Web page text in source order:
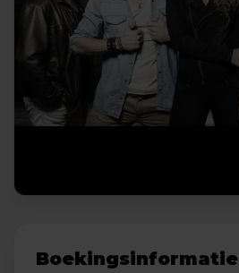
Boekingsinformatie